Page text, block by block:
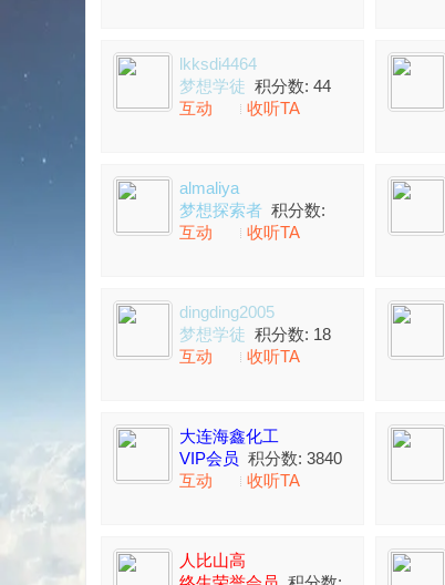
lkksdi4464
梦想学徒 积分数: 44
互动
收听TA
almaliya
梦想探索者 积分数:
260
互动 收听TA
dingding2005
梦想学徒 积分数: 18
互动
收听TA
大连海鑫化工
VIP会员 积分数: 3840
互动
收听TA
人比山高